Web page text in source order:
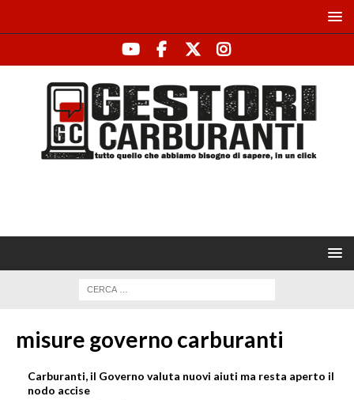
misure governo carburanti
Carburanti, il Governo valuta nuovi aiuti ma resta aperto il
nodo accise